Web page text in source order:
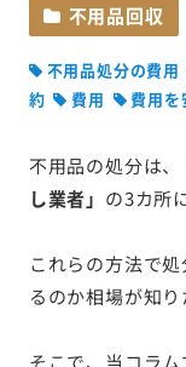
不用品回収
不用品処分の費用
約
費用 費用を
不用品の処分は、
し業者」 の3カ所
これらの方法で
るのか相場が知
そこで、当コラム